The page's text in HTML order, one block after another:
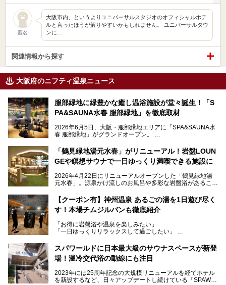
匿名
大阪市内、というよりユニバーサルスタジオのオフィシャルホテ
ルと言ったほうが解りやすいかもしれません。 ユニバーサルタウ
ンに…
関連情報から探す
大阪府のニフティ温泉ニュース
服部緑地に緑豊かな癒し温浴施設が堂々誕生！「S
PA&SAUNA水春 服部緑地」を徹底取材
2026年6月5日、大阪・服部緑地エリアに「SPA&SAUNA水
春 服部緑地」がグランドオープン。
当初の計画から約5年の時を経て誕生した本施設は、温泉・
サウナ・岩盤浴・フィットネス・ラウンジ・レストランなど
を融合した、これまでの“水春”のイメージをさらに進化させ
今回はオープン前の内覧会に参加し、館内のこだわりポイン
サウナー注目の3種のサウナや160cmの深水風呂、没入感の
高い岩盤浴エリア、日本最大の台数を誇る最新AIフィットネ
スマシンなど、見どころ満載の館内を詳しくご紹介します。
「鶴見緑地湯元水春」がリニューアル！岩盤LOUN
GEや瞑想サウナで一日ゆっくり満喫できる施設に
2026年4月22日にリニューアルオープンした「鶴見緑地湯
元水春」。源泉かけ流しのお風呂や多彩な岩盤浴があること
に“一日中くつろげる場所”としてパワーアップしています。
今回のリニューアルでは、新たに登場した瞑想サウナをはじ
見どころが盛りだくさん。日常の疲れを癒やしたい方はもち
ろん、休日にゆったり過ごしたい方にもぴったりの内容とな
本記事では、そんなリニューアル後の注目ポイントを詳しく
紹介します。これから「鶴見緑地湯元水春」に訪れる方や、
い。
【クーポン有】神州温泉 あるごの湯を1日遊び尽く
す！本場チムジルバンも徹底紹介
「お得に岩盤浴や温泉を楽しみたい」
「一日ゆっくりリラックスして過ごしたい」
利用できる「神州温泉 あるごの湯」です。
あるごの湯は、大阪府豊中市にある日帰り温浴施設で、阪急
チムジルバン（岩盤浴）を中心に、発汗・リラックス・漫画
タイムまで満喫できる長時間滞在型の施設なので、一日中ゆ
スパワールドに日本最大級のサウナスペースが新登
場！温冷交代浴の動線にも注目
2023年には25周年記念の大規模リニューアルを経てホテル
を新設するなど、日々アップデートし続けている「SPAWO